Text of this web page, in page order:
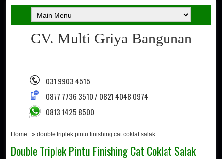
CV. Multi Griya Bangunan
031 9903 4515
0877 7736 3510 / 0821 4048 0974
0813 1425 8500
Home » double triplek pintu finishing cat coklat salak
Double Triplek Pintu Finishing Cat Coklat Salak